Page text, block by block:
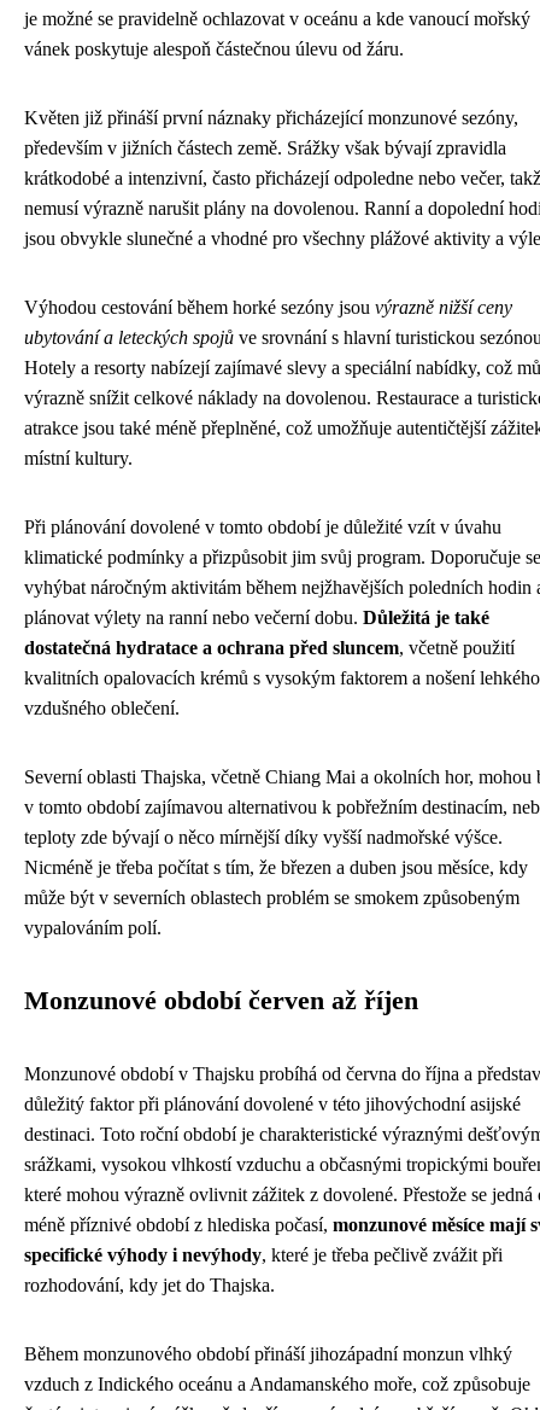
je možné se pravidelně ochlazovat v oceánu a kde vanoucí mořský
vánek poskytuje alespoň částečnou úlevu od žáru.
Květen již přináší první náznaky přicházející monzunové sezóny,
především v jižních částech země. Srážky však bývají zpravidla
krátkodobé a intenzivní, často přicházejí odpoledne nebo večer,
nemusí výrazně narušit plány na dovolenou. Ranní a dopolední
jsou obvykle slunečné a vhodné pro všechny plážové aktivity a
Výhodou cestování během horké sezóny jsou výrazně nižší ceny
ubytování a leteckých spojů ve srovnání s hlavní turistickou
Hotely a resorty nabízejí zajímavé slevy a speciální nabídky, což
výrazně snížit celkové náklady na dovolenou. Restaurace a
atrakce jsou také méně přeplněné, což umožňuje autentičtější
místní kultury.
Při plánování dovolené v tomto období je důležité vzít v úvahu
klimatické podmínky a přizpůsobit jim svůj program. Doporučuje se
vyhýbat náročným aktivitám během nejžhavějších poledních hodin
plánovat výlety na ranní nebo večerní dobu. Důležitá je také
dostatečná hydratace a ochrana před sluncem, včetně použití
kvalitních opalovacích krémů s vysokým faktorem a nošení
vzdušného oblečení.
Severní oblasti Thajska, včetně Chiang Mai a okolních hor, mohou
v tomto období zajímavou alternativou k pobřežním destinacím,
teploty zde bývají o něco mírnější díky vyšší nadmořské výšce.
Nicméně je třeba počítat s tím, že březen a duben jsou měsíce, kdy
může být v severních oblastech problém se smokem způsobeným
vypalováním polí.
Monzunové období červen až říjen
Monzunové období v Thajsku probíhá od června do října a
důležitý faktor při plánování dovolené v této jihovýchodní asijské
destinaci. Toto roční období je charakteristické výraznými
srážkami, vysokou vlhkostí vzduchu a občasnými tropickými
které mohou výrazně ovlivnit zážitek z dovolené. Přestože se jedná
méně příznivé období z hlediska počasí, monzunové měsíce mají
specifické výhody i nevýhody, které je třeba pečlivě zvážit při
rozhodování, kdy jet do Thajska.
Během monzunového období přináší jihozápadní monzun vlhký
vzduch z Indického oceánu a Andamanského moře, což způsobuje